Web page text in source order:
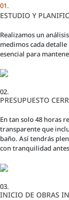
01.
ESTUDIO Y
Realizamos un
medimos cada
esencial para
02.
PRESUPUESTO
En tan solo 48 horas
transparente que
baño. Así tendrás
con tranquilidad
03.
INICIO DE OBRAS